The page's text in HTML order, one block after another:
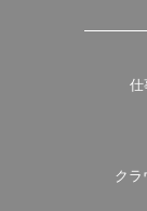
仕
クラ